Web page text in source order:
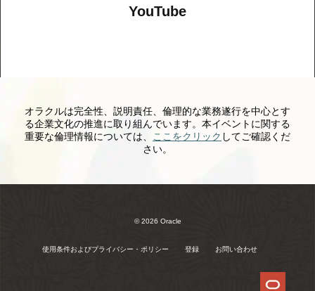
YouTube
オラクルは完全性、説明責任、倫理的な業務遂行を中心とす
る企業文化の推進に取り組んでいます。本イベントに関する
重要な倫理情報については、
ここをクリック してご確認くだ
さい。
© 2026 Oracle
使用条件およびプライバシー・ポリシー 登録 お問い合わせ